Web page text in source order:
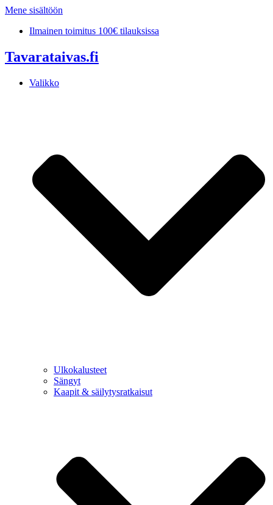
Mene sisältöön
Ilmainen toimitus 100€ tilauksissa
Tavarataivas.fi
Valikko
Ulkokalusteet
Sängyt
Kaapit & säilytysratkaisut